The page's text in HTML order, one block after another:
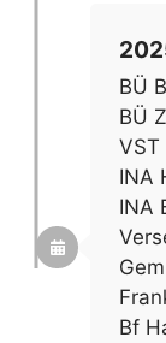
BÜ
BÜ
VST
INA
INA
Bf